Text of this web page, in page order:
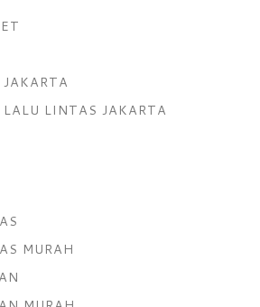
LINTAS JAKARTA
MURAH